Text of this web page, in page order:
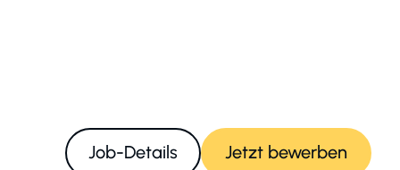
Job-Details Jetzt bewerben